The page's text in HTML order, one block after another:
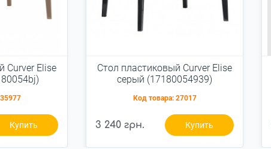
Curver Elise
35977
Купить
Стол пластиковый Curver Elise
серый (17180054939)
Код товара: 27017
3 240 грн. Купить